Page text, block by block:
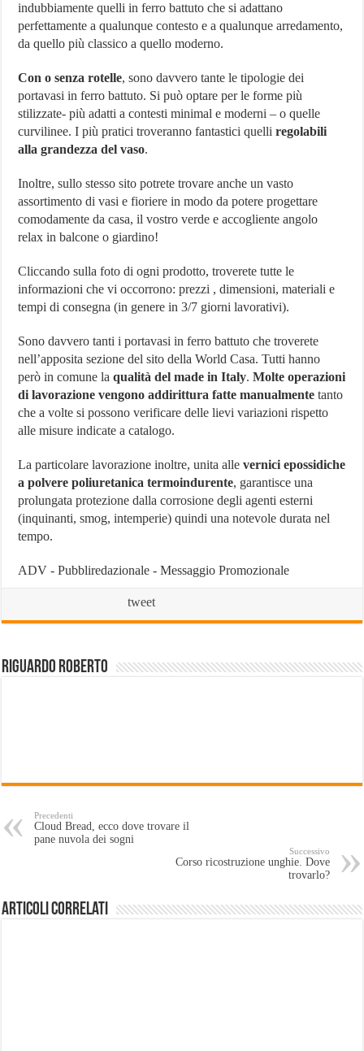
indubbiamente quelli in ferro battuto che si adattano
perfettamente a qualunque contesto e a qualunque arredamento,
da quello più classico a quello moderno.
Con o senza rotelle, sono davvero tante le tipologie dei
portavasi in ferro battuto. Si può optare per le forme più
stilizzate- più adatti a contesti minimal e moderni – o quelle
curvilinee. I più pratici troveranno fantastici quelliregolabili
alla grandezza del vaso.
Inoltre, sullo stesso sito potrete trovare anche un vasto
assortimento di vasi e fioriere in modo da potere progettare
comodamente da casa, il vostro verde e accogliente angolo
relax in balcone o giardino!
Cliccando sulla foto di ogni prodotto, troverete tutte le
informazioni che vi occorrono: prezzi , dimensioni, materiali e
tempi di consegna (in genere in 3/7 giorni lavorativi).
Sono davvero tanti i portavasi in ferro battuto che troverete
nell’apposita sezione del sito della World Casa. Tutti hanno
però in comune laqualità del made in Italy.Molte operazioni
di lavorazione vengono addirittura fatte manualmente tanto
che a volte si possono verificare delle lievi variazioni rispetto
alle misure indicate a catalogo.
La particolare lavorazione inoltre, unita allevernici epossidiche
a polvere poliuretanica termoindurente, garantisce una
prolungata protezione dalla corrosione degli agenti esterni
(inquinanti, smog, intemperie) quindi una notevole durata nel
tempo.
ADV - Pubbliredazionale - Messaggio Promozionale
tweet
Riguardo Roberto
Precedenti
Cloud Bread, ecco dove trovare il
pane nuvola dei sogni
Successivo
Corso ricostruzione unghie. Dove
trovarlo?
Articoli Correlati